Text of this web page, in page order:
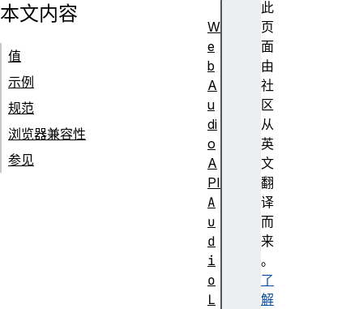
此
页
面
由
社
区
从
英
文
翻
译
而
来
。
了
解
本文内容
值
示例
规范
浏览器兼容性
参见
W
e
b
A
u
di
o
A
PI
A
u
d
i
o
L